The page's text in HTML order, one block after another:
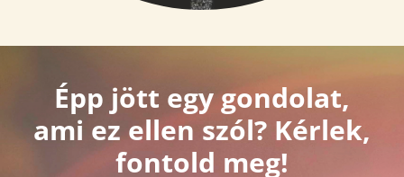
Épp jött egy gondolat,
ami ez ellen szól? Kérlek,
fontold meg!